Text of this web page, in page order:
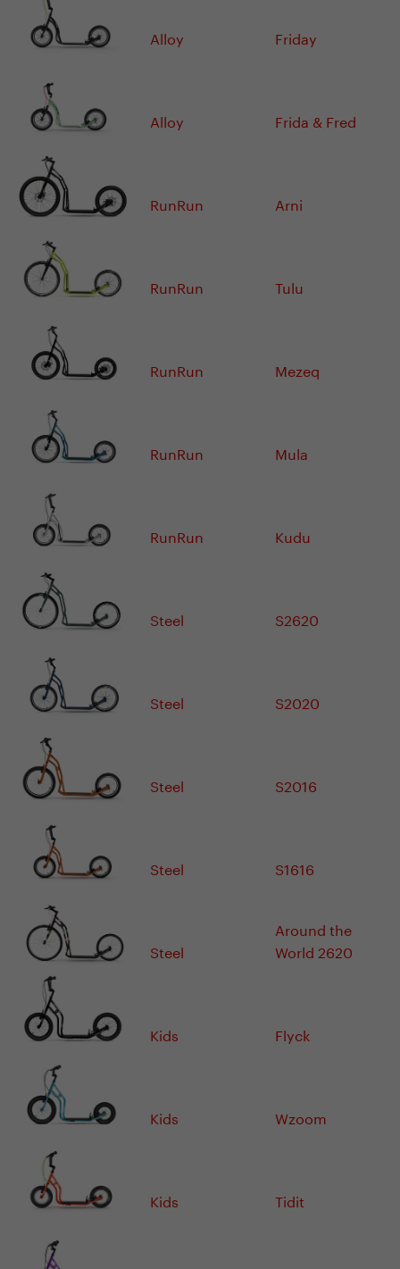
Alloy Friday
Alloy Frida & Fred
RunRun Arni
RunRun Tulu
RunRun Mezeq
RunRun Mula
RunRun Kudu
Steel S2620
Steel S2020
Steel S2016
Steel S1616
Steel
Around the
World 2620
Kids Flyck
Kids Wzoom
Kids Tidit